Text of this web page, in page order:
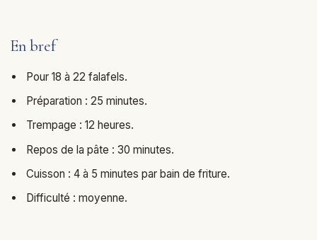
En bref
Pour 18 à 22 falafels.
Préparation : 25 minutes.
Trempage : 12 heures.
Repos de la pâte : 30 minutes.
Cuisson : 4 à 5 minutes par bain de friture.
Difficulté : moyenne.